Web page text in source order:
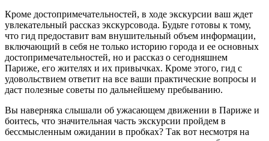
Кроме достопримечательностей, в ходе экскурсии ваш ждет
увлекательный рассказ экскурсовода. Будьте готовы к тому,
что гид предоставит вам внушительный объем информации,
включающий в себя не только историю города и ее основных
достопримечательностей, но и рассказ о сегодняшнем
Париже, его жителях и их привычках. Кроме этого, гид с
удовольствием ответит на все ваши практические вопросы и
даст полезные советы по дальнейшему пребыванию.
Вы наверняка слышали об ужасающем движении в Париже и
боитесь, что значительная часть экскурсии пройдем в
бессмысленным ожидании в пробках? Так вот несмотря на